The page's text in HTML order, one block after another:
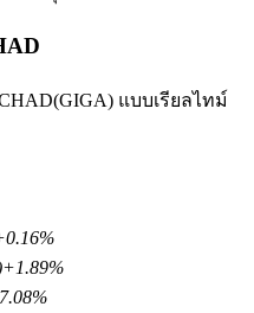
ะมีค่า และสินค้าโภคภัณฑ์
แบบเรียลไทม์
0.16%
+1.89%
%